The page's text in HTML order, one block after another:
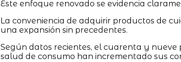
Este enfoque renovado se evidencia
La conveniencia de adquirir productos de
una expansión sin precedentes.
Según datos recientes, el cuarenta y
salud de consumo han incrementado sus